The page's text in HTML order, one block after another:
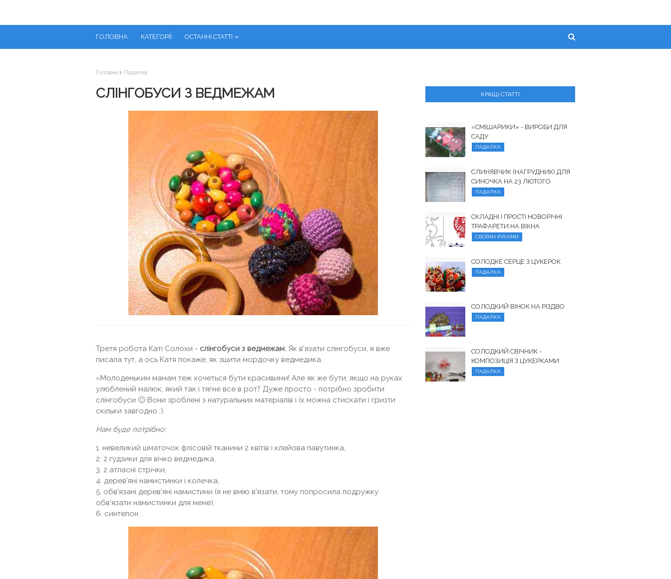
ГОЛОВНА КАТЕГОРІЇ ОСТАННІ СТАТТІ
Головна Падалка
СЛІНГОБУСИ З ВЕДМЕЖАМ
Третя робота Каті Солохи - слінгобуси з ведмежам. Як в'язати слінгобуси, я вже
писала тут, а ось Катя покаже, як зшити мордочку ведмедика.
«Молоденьким мамам теж хочеться бути красивими! Але як же бути, якщо на руках
улюблений малюк, який так і тягне все в рот? Дуже просто - потрібно зробити
слінгобуси 🙂 Вони зроблені з натуральних матеріалів і їх можна стискати і гризти
скільки завгодно :).
Нам буде потрібно:
1. невеликий шматочок флісовій тканини 2 квітів і клейова павутинка,
2. 2 гудзики для вічко ведмедика,
3. 2 атласні стрічки,
4. дерев'яні намистинки і колечка,
5. обв'язані дерев'яні намистини (я не вмію в'язати, тому попросила подружку
обв'язати намистинки для мене),
6. синтепон.
КРАЩІ СТАТТІ
«СМІШАРИКИ» - ВИРОБИ ДЛЯ
САДУ
ПАДАЛКА
СЛИНЯВЧИК (НАГРУДНИК) ДЛЯ
СИНОЧКА НА 23 ЛЮТОГО
ПАДАЛКА
СКЛАДНІ І ПРОСТІ НОВОРІЧНІ
ТРАФАРЕТИ НА ВІКНА
СВОЇМИ РУКАМИ
СОЛОДКЕ СЕРЦЕ З ЦУКЕРОК
ПАДАЛКА
СОЛОДКИЙ ВІНОК НА РІЗДВО
ПАДАЛКА
СОЛОДКИЙ СВІЧНИК -
КОМПОЗИЦІЯ З ЦУКЕРКАМИ
ПАДАЛКА